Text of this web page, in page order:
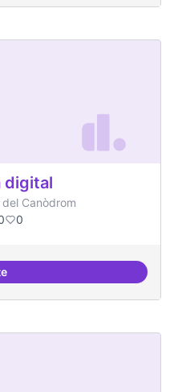
digital
Canòdrom
0
Humans i capa digital